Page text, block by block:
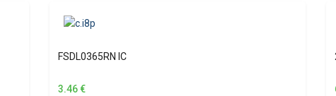
FSDL0365RN IC
3.46€